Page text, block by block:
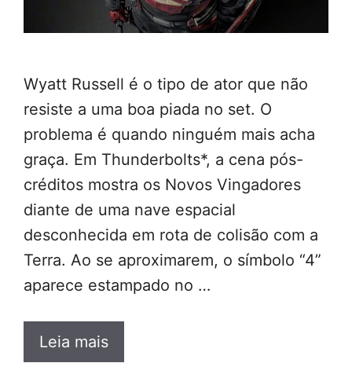
Wyatt Russell é o tipo de ator que não
resiste a uma boa piada no set. O
problema é quando ninguém mais acha
graça. Em Thunderbolts*, a cena pós-
créditos mostra os Novos Vingadores
diante de uma nave espacial
desconhecida em rota de colisão com a
Terra. Ao se aproximarem, o símbolo “4”
aparece estampado no …
Leia mais